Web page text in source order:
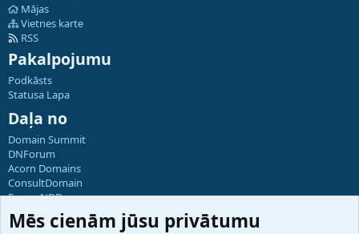
Mājas
Vietnes karte
RSS
Pakalpojumu
Podkāsts
Statusa Lapa
Daļa no
Domain Summit
DNForum
Acorn Domains
ConsultDomain
ForumNDD
Domainforum.ro
27.be
Mēs cienām jūsu privātumu